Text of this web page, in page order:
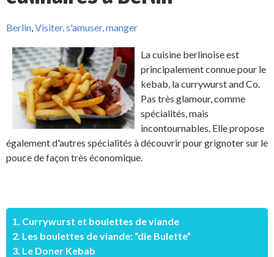
Berlin,Visiter, s'amuser, manger
La cuisine berlinoise est
principalement connue pour le
kebab, la currywurst and Co.
Pas très glamour, comme
spécialités, mais
incontournables. Elle propose
également d'autres spécialités à découvrir pour grignoter sur le
pouce de façon très économique.
1. Currywurst et boulettes de viande
2. Les boulettes de viande: “die Bulette”
3. Le Doner Kebab